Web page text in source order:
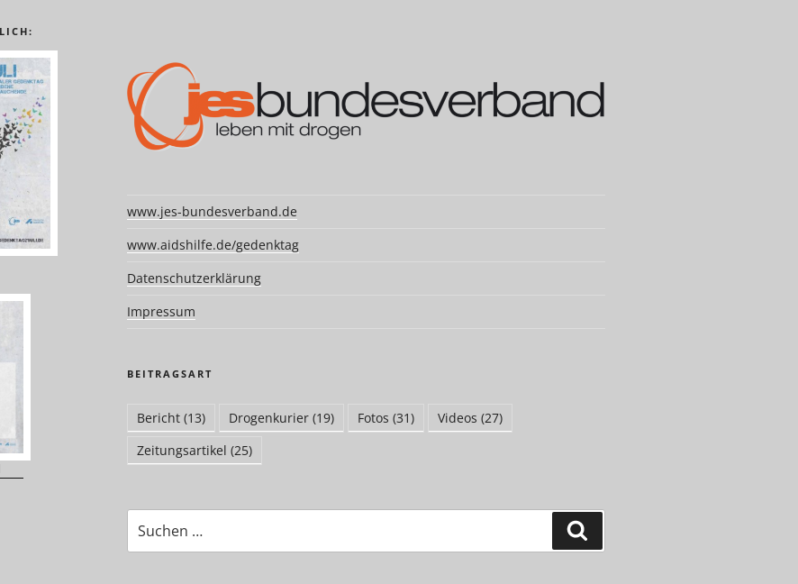
www.jes-bundesverband.de
www.aidshilfe.de/gedenktag
Datenschutzerklärung
Impressum
BEITRAGSART
Bericht(13) Drogenkurier(19) Fotos (31) Videos (27)
Zeitungsartikel (25)
nach: